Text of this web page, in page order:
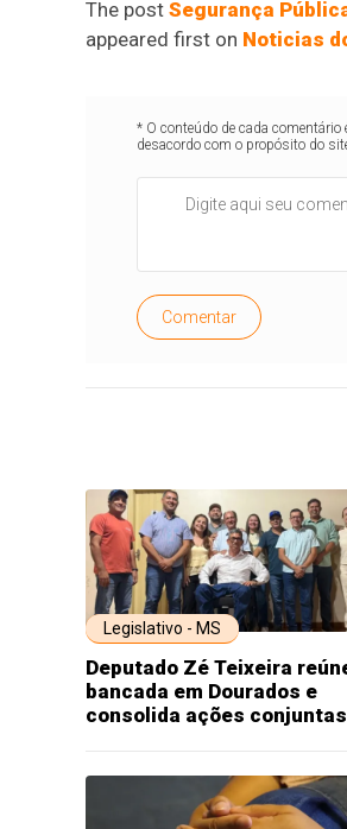
The post Segurança
appeared first on Noticias
* O conteúdo de cada
desacordo com o propósito do
Comentar
Legislativo - MS
Deputado Zé Teixeira
bancada em Dourados e
consolida ações conjuntas